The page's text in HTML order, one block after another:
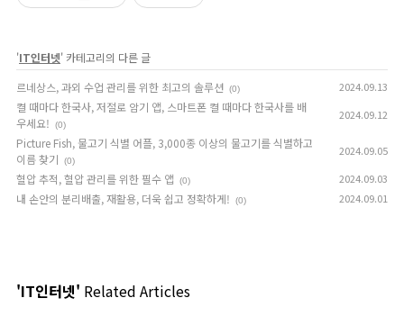
'IT인터넷' 카테고리의 다른 글
르네상스, 과외 수업 관리를 위한 최고의 솔루션 (0) 2024.09.13
켤 때마다 한국사, 저절로 암기 앱, 스마트폰 켤 때마다 한국사를 배
우세요!
(0)
2024.09.12
Picture Fish, 물고기 식별 어플, 3,000종 이상의 물고기를 식별하고
이름 찾기
(0)
2024.09.05
혈압 추적, 혈압 관리를 위한 필수 앱 (0) 2024.09.03
내 손안의 분리배출, 재활용, 더욱 쉽고 정확하게! (0) 2024.09.01
'IT인터넷' Related Articles